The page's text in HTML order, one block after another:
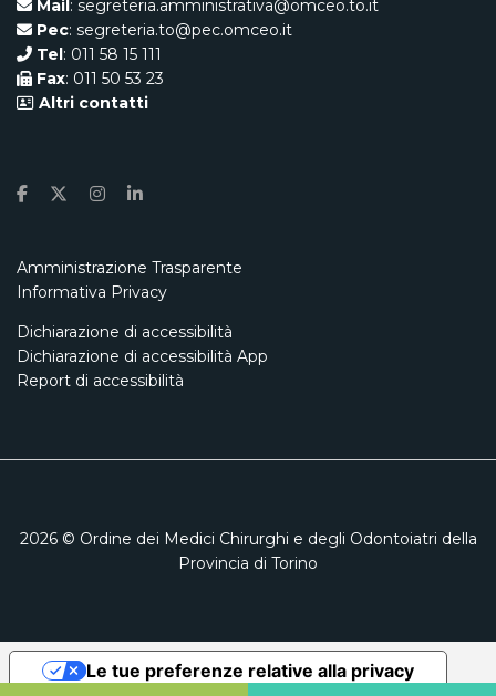
Mail: segreteria.amministrativa@omceo.to.it
Pec: segreteria.to@pec.omceo.it
Tel: 011 58 15 111
Fax: 011 50 53 23
Altri contatti
Amministrazione Trasparente
Informativa Privacy
Dichiarazione di accessibilità
Dichiarazione di accessibilità App
Report di accessibilità
2026© Ordine dei Medici Chirurghi e degli Odontoiatri della
Provincia di Torino
Le tue preferenze relative alla privacy